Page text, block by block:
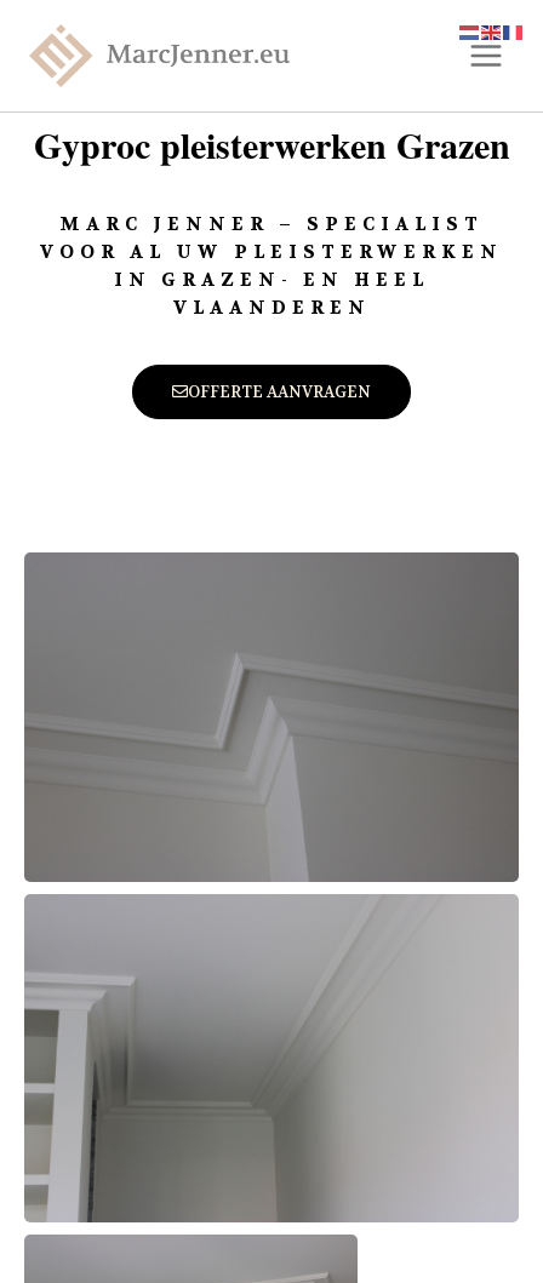
Gyproc pleisterwerken Grazen
MARC JENNER – SPECIALIST
VOOR AL UW PLEISTERWERKEN
IN GRAZEN- EN HEEL
VLAANDEREN
OFFERTE AANVRAGEN